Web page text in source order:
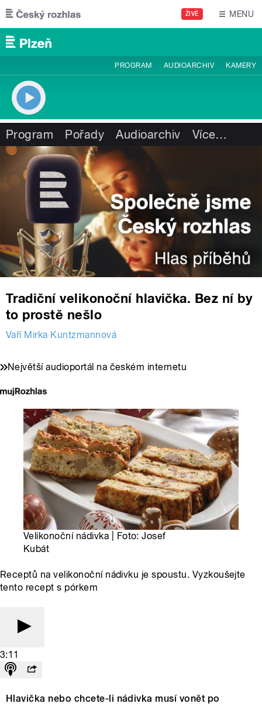
Přejít k hlavnímu obsahu
ŽIVĚ MENU
PROGRAM AUDIOARCHIV KAMERY
Program Pořady Audioarchiv Více…
Tradiční velikonoční hlavička. Bez ní by
to prostě nešlo
Vaří Mirka Kuntzmannová
Největší audioportál na českém internetu
Velikonoční nádivka | Foto: Josef
Kubát
Receptů na velikonoční nádivku je spoustu. Vyzkoušejte
tento recept s pórkem
3:11
Hlavička nebo chcete-li nádivka musí vonět po